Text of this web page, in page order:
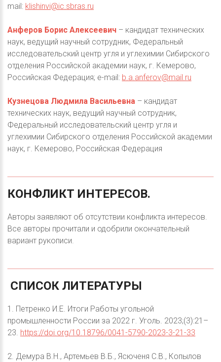
mail: klishinvi@ic.sbras.ru
Анферов Борис Алексеевич – кандидат технических
наук, ведущий научный сотрудник, Федеральный
исследовательский центр угля и углехимии Сибирского
отделения Российской академии наук, г. Кемерово,
Российская Федерация; e-mail: b.a.anferov@mail.ru
Кузнецова Людмила Васильевна – кандидат
технических наук, ведущий научный сотрудник,
Федеральный исследовательский центр угля и
углехимии Сибирского отделения Российской академии
наук, г. Кемерово, Российская Федерация
КОНФЛИКТ ИНТЕРЕСОВ.
Авторы заявляют об отсутствии конфликта интересов.
Все авторы прочитали и одобрили окончательный
вариант рукописи.
СПИСОК ЛИТЕРАТУРЫ
1. Петренко И.Е. Итоги Работы угольной
промышленности России за 2022 г. Уголь. 2023;(3):21–
23. https://doi.org/10.18796/0041-5790-2023-3-21-33
2. Демура В.Н., Артемьев В.Б., Ясюченя С.В., Копылов